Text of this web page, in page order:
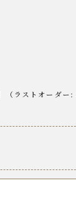
（ ラストオーダー: